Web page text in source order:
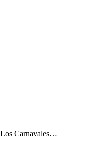
Los Carnavales…